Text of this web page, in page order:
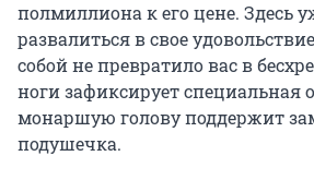
полмиллиона к его цене. Здесь
развалиться в свое
собой не превратило вас в
ноги зафиксирует специальная
монаршую голову поддержит
подушечка.